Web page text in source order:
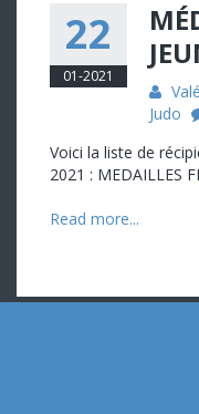
22
01-2021
Judo
Voici la liste de
2021 : MEDAILLES
Read more...